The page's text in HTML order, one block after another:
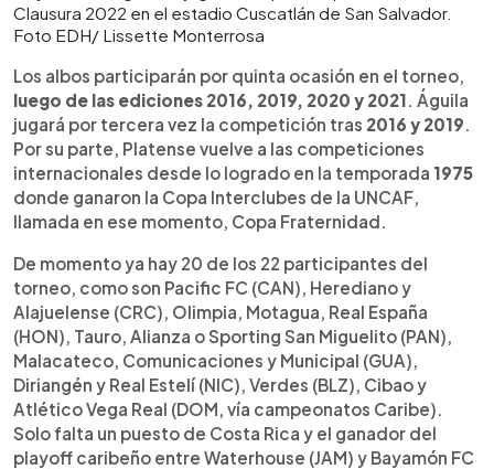
Clausura 2022 en el estadio Cuscatlán de San Salvador.
Foto EDH/ Lissette Monterrosa
Los albos participarán por quinta ocasión en el torneo,
luego de las ediciones 2016, 2019, 2020 y 2021. Águila
jugará por tercera vez la competición tras 2016 y 2019.
Por su parte, Platense vuelve a las competiciones
internacionales desde lo logrado en la temporada 1975
donde ganaron la Copa Interclubes de la UNCAF,
llamada en ese momento, Copa Fraternidad.
De momento ya hay 20 de los 22 participantes del
torneo, como son Pacific FC (CAN), Herediano y
Alajuelense (CRC), Olimpia, Motagua, Real España
(HON), Tauro, Alianza o Sporting San Miguelito (PAN),
Malacateco, Comunicaciones y Municipal (GUA),
Diriangén y Real Estelí (NIC), Verdes (BLZ), Cibao y
Atlético Vega Real (DOM, vía campeonatos Caribe).
Solo falta un puesto de Costa Rica y el ganador del
playoff caribeño entre Waterhouse (JAM) y Bayamón FC